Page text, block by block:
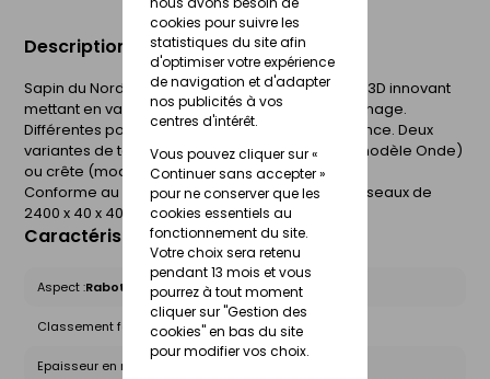
cookies pour suivre les
statistiques du site afin
d'optimiser votre expérience
de navigation et d'adapter
nos publicités à vos
centres d'intérêt.
Vous pouvez cliquer sur «
Continuer sans accepter »
pour ne conserver que les
cookies essentiels au
fonctionnement du site.
Votre choix sera retenu
pendant 13 mois et vous
pourrez à tout moment
cliquer sur "Gestion des
cookies" en bas du site
pour modifier vos choix.
Description du produit
Sapin du Nord massif, surface rabotée. Usinage 3D innovant
mettant en valeur les tonalités du bois et son veinage.
Différentes poses possibles : alignée, en quinconce. Deux
variantes de tasseaux possibles : effet vague (modèle Onde)
ou crête (modèle Dune).
Conforme au DTU. Marquage CE NE EN 14195. Tasseaux de
2400 x 40 x 40 mm.
Caractéristiques du produit
Aspect :Raboté
Classement feu B0088 :D-s2
Epaisseur en mm :